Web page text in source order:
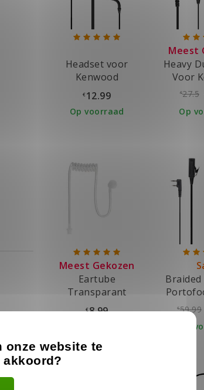
Headset voor
Kenwood
Portofoon
€12.99
Op voorraad
Meest
Heavy
Voor
€27.5
Op
Meest Gekozen
Eartube
Transparant
€8.99
Braided
€59.99
Op
onze website te